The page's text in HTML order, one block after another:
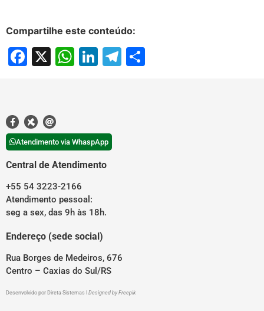
Compartilhe este conteúdo:
Facebook
X WhatsApp
LinkedIn
Telegram
Atendimento via WhaspApp
Central de Atendimento
+55 54 3223-2166
Atendimento pessoal:
seg a sex, das 9h às 18h.
Endereço (sede social)
Rua Borges de Medeiros, 676
Centro – Caxias do Sul/RS
Desenvolvido por Direta Sistemas Designed by Freepik